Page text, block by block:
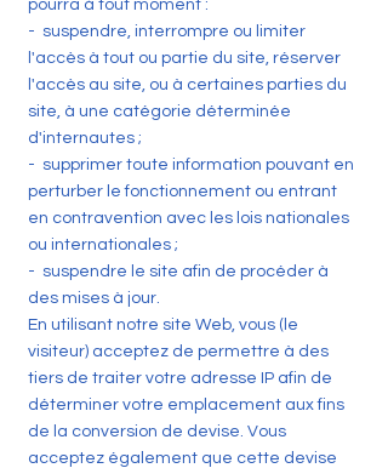
pourra à tout moment :
- suspendre, interrompre ou limiter
l'accès à tout ou partie du site, réserver
l'accès au site, ou à certaines parties du
site, à une catégorie déterminée
d'internautes ;
- supprimer toute information pouvant en
perturber le fonctionnement ou entrant
en contravention avec les lois nationales
ou internationales ;
- suspendre le site afin de procéder à
des mises à jour.
En utilisant notre site Web, vous (le
visiteur) acceptez de permettre à des
tiers de traiter votre adresse IP afin de
déterminer votre emplacement aux fins
de la conversion de devise. Vous
acceptez également que cette devise